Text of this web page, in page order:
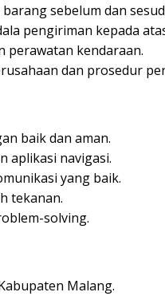
sebelum dan
pengiriman kepada
perawatan kendaraan.
dan prosedur
baik dan aman.
aplikasi navigasi.
yang baik.
tekanan.
solving.
Malang.